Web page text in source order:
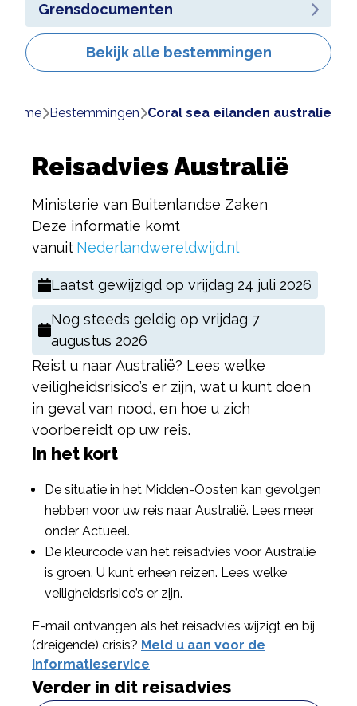
Grensdocumenten
Bekijk alle bestemmingen
Home bestemmingen coral sea eilanden australie
Reisadvies Australië
Ministerie van Buitenlandse Zaken
Deze informatie komt
vanuit Nederlandwereldwijd.nl
Laatst gewijzigd op vrijdag 24 juli 2026
Nog steeds geldig op vrijdag 7
augustus 2026
Reist u naar Australië? Lees welke
veiligheidsrisico’s er zijn, wat u kunt doen
in geval van nood, en hoe u zich
voorbereidt op uw reis.
In het kort
De situatie in het Midden-Oosten kan gevolgen
hebben voor uw reis naar Australië. Lees meer
onder Actueel.
De kleurcode van het reisadvies voor Australië
is groen. U kunt erheen reizen. Lees welke
veiligheidsrisico’s er zijn.
E-mail ontvangen als het reisadvies wijzigt en bij
(dreigende) crisis? Meld u aan voor de
Informatieservice
Verder in dit reisadvies